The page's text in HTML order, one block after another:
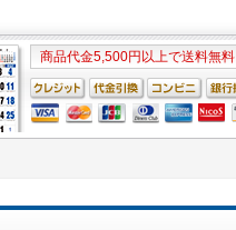
商品代金5,500円以上で送料無料